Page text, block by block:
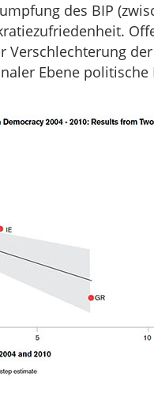
des BIP
Verschlechterung
Ebene politische